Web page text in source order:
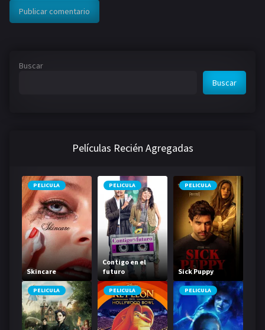
Buscar
Buscar
Películas Recién Agregadas
PELICULA
Skincare
PELICULA
Contigo en el
futuro
PELICULA
Sick Puppy
PELICULA PELICULA PELICULA